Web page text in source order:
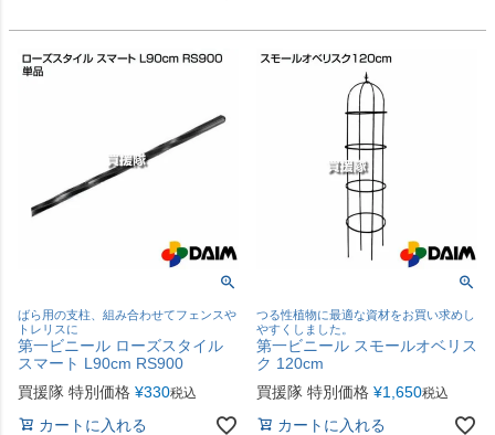
ばら用の支柱、組み合わせてフェンスや
トレリスに
第一ビニール ローズスタイル
スマート L90cm RS900
買援隊 特別価格 ¥330税込
カートに入れる
つる性植物に最適な資材をお買い求めし
やすくしました。
第一ビニール スモールオベリス
ク 120cm
買援隊 特別価格 ¥1,650税込
カートに入れる